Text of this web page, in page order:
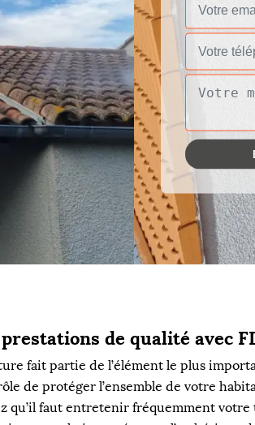
de qualité avec
fait partie de l’élément le plus
de protéger l’ensemble de votre
qu’il faut entretenir fréquemment